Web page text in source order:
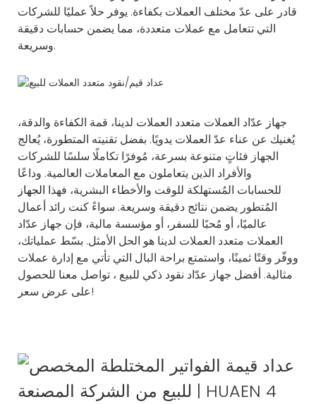
قادر على عدّ مختلف العملات بكفاءة. يوفر حلاً عمليًا للشركات
التي تتعامل مع عملات متعددة، مما يضمن حسابات دقيقة
وسريعة.
جهاز عدّاد العملات متعدد العملات لدينا، قمة الكفاءة والدقة،
يُغنيك عن عناء عدّ العملات يدويًا. بفضل تقنيته المتطورة، يُعالج
الجهاز فئاتٍ متنوعة بسرعة، مُوفرًا تكاملًا سلسًا للشركات
والأفراد الذين يتعاملون مع المعاملات العالمية. وداعًا
للحسابات المُستهلكة للوقت والأخطاء البشرية، فهذا الجهاز
المُتطور يضمن نتائج دقيقة وسريعة. سواءً كنت رائد أعمال
عالميًا، أو مُحبًا للسفر، أو مؤسسة مالية، فإن جهاز عدّاد
العملات متعدد العملات لدينا هو الحل الأمثل. بسّط عملياتك،
ووفّر وقتًا ثمينًا، واستمتع براحة البال التي تأتي مع إدارة عملات
مثالية. أفضل جهاز عدّاد نقود ذكي للبيع ، تواصل معنا للحصول
على عرض سعر!